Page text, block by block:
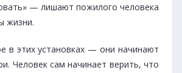
— лишают пожилого человека
жизни.
в этих установках — они начинают
Человек сам начинает верить, что